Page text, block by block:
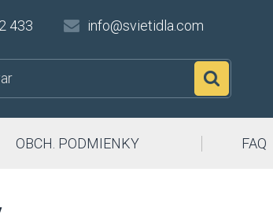
433 info@svietidla.com
OBCH. PODMIENKY FAQ